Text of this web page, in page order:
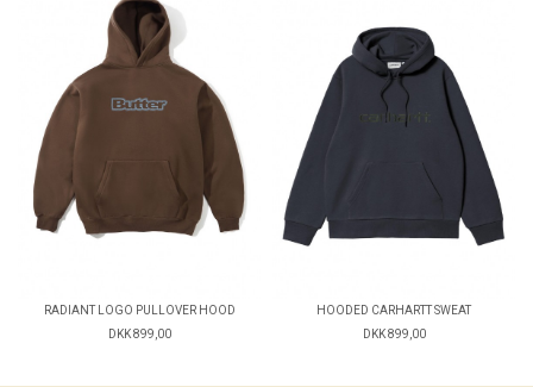
RADIANT LOGO PULLOVER HOOD
DKK 899,00
HOODED CARHARTT SWEAT
DKK 899,00